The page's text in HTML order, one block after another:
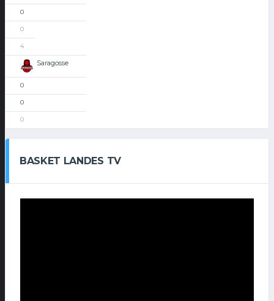
0
0
4
Saragosse
0
0
0
BASKET LANDES TV